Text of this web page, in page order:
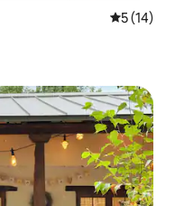
從 14 則
5 (14)